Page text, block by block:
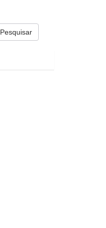
Pesquisar